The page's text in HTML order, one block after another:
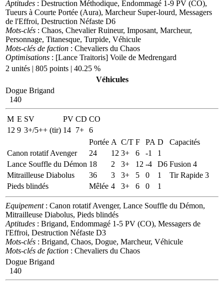
Aptitudes : Destruction Méthodique, Endommagé 1-9 PV (CO),
Tueurs à Courte Portée (Aura), Marcheur Super-lourd, Messagers
de l'Effroi, Destruction Néfaste D6
Mots-clés : Chaos, Chevalier Ruineur, Imposant, Marcheur,
Personnage, Titanesque, Turpide, Véhicule
Mots-clés de faction : Chevaliers du Chaos
Optimisations : [Lance Traitoris] Voile de Medrengard
2 unités | 805 points | 40.25 %
Véhicules
Dogue Brigand
140
M E SV PV CD CO
12 9 3+/5++ (tir) 14 7+ 6
Portée A C/T F PA D
Capacités
Canon rotatif Avenger
24 12 3+ 6 -1
1
Lance Souffle du Démon 18 2 3+ 12 -4 D6 Fusion 4
Mitrailleuse Diabolus
36 3 3+ 5 0 1
Tir Rapide 3
Pieds blindés
Mêlée 4 3+ 6 0 1
Equipement: Canon rotatif Avenger, Lance Souffle du Démon,
Mitrailleuse Diabolus, Pieds blindés
Aptitudes : Brigand, Endommagé 1-5 PV (CO), Messagers de
l'Effroi, Destruction Néfaste D3
Mots-clés : Brigand, Chaos, Dogue, Marcheur, Véhicule
Mots-clés de faction : Chevaliers du Chaos
Dogue Brigand
140